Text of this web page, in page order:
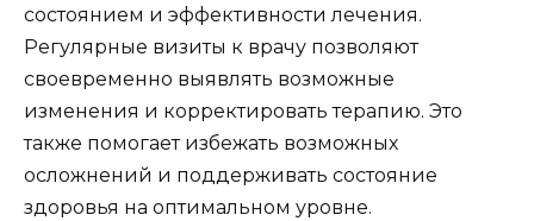
состоянием и эффективности лечения.
Регулярные визиты к врачу позволяют
своевременно выявлять возможные
изменения и корректировать терапию. Это
также помогает избежать возможных
осложнений и поддерживать состояние
здоровья на оптимальном уровне.